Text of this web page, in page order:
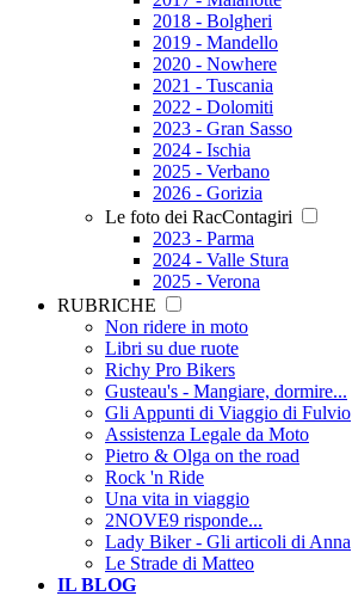
2018 - Bolgheri
2019 - Mandello
2020 - Nowhere
2021 - Tuscania
2022 - Dolomiti
2023 - Gran Sasso
2024 - Ischia
2025 - Verbano
2026 - Gorizia
Le foto dei RacContagiri
2023 - Parma
2024 - Valle Stura
2025 - Verona
RUBRICHE
Non ridere in moto
Libri su due ruote
Richy Pro Bikers
Gusteau's - Mangiare, dormire...
Gli Appunti di Viaggio di Fulvio
Assistenza Legale da Moto
Pietro & Olga on the road
Rock 'n Ride
Una vita in viaggio
2NOVE9 risponde...
Lady Biker - Gli articoli di Anna
Le Strade di Matteo
IL BLOG